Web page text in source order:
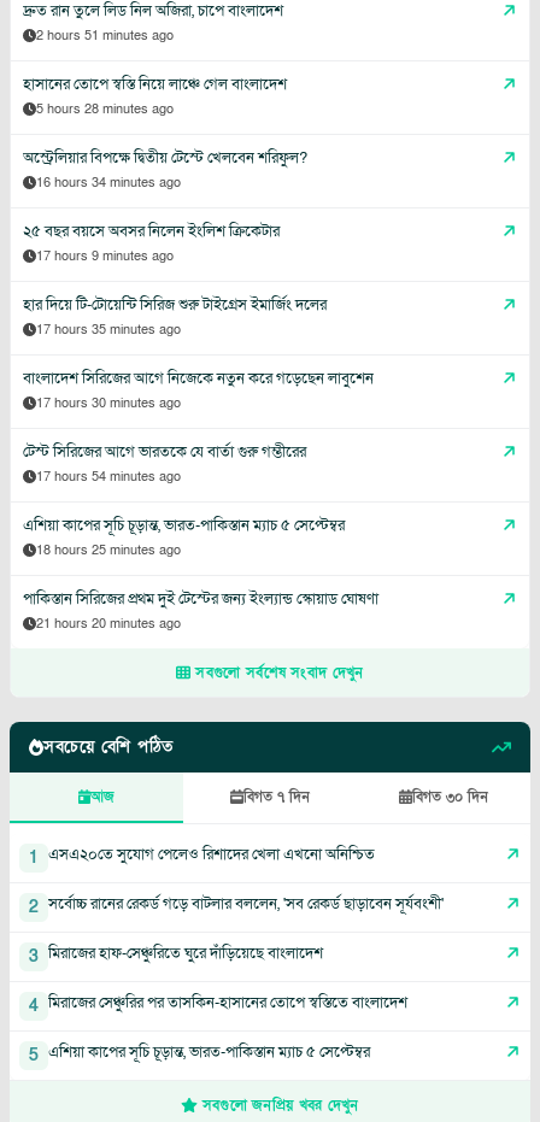
দ্রুত রান তুলে লিড নিল অজিরা, চাপে বাংলাদেশ
2 hours 51 minutes ago
হাসানের তোপে স্বস্তি নিয়ে লাঞ্চে গেল বাংলাদেশ
5 hours 28 minutes ago
অস্ট্রেলিয়ার বিপক্ষে দ্বিতীয় টেস্টে খেলবেন শরিফুল?
16 hours 34 minutes ago
২৫ বছর বয়সে অবসর নিলেন ইংলিশ ক্রিকেটার
17 hours 9 minutes ago
হার দিয়ে টি-টোয়েন্টি সিরিজ শুরু টাইগ্রেস ইমার্জিং দলের
17 hours 35 minutes ago
বাংলাদেশ সিরিজের আগে নিজেকে নতুন করে গড়েছেন লাবুশেন
17 hours 30 minutes ago
টেস্ট সিরিজের আগে ভারতকে যে বার্তা গুরু গম্ভীরের
17 hours 54 minutes ago
এশিয়া কাপের সূচি চূড়ান্ত, ভারত-পাকিস্তান ম্যাচ ৫ সেপ্টেম্বর
18 hours 25 minutes ago
পাকিস্তান সিরিজের প্রথম দুই টেস্টের জন্য ইংল্যান্ড স্কোয়াড ঘোষণা
21 hours 20 minutes ago
সবগুলো সর্বশেষ সংবাদ দেখুন
সবচেয়ে বেশি পঠিত
আজ বিগত ৭ দিন বিগত ৩০ দিন
1 এসএ২০তে সুযোগ পেলেও রিশাদের খেলা এখনো অনিশ্চিত
2 সর্বোচ্চ রানের রেকর্ড গড়ে বাটলার বললেন, 'সব রেকর্ড ছাড়াবেন সূর্যবংশী'
3 মিরাজের হাফ-সেঞ্চুরিতে ঘুরে দাঁড়িয়েছে বাংলাদেশ
4 মিরাজের সেঞ্চুরির পর তাসকিন-হাসানের তোপে স্বস্তিতে বাংলাদেশ
5 এশিয়া কাপের সূচি চূড়ান্ত, ভারত-পাকিস্তান ম্যাচ ৫ সেপ্টেম্বর
সবগুলো জনপ্রিয় খবর দেখুন